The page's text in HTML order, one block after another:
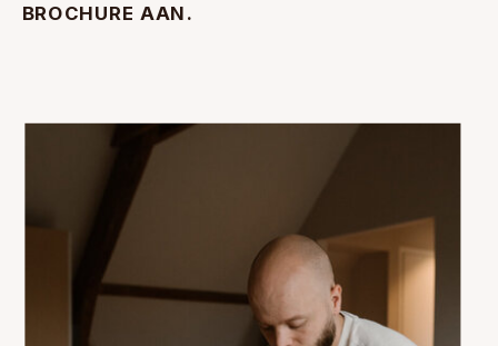
BROCHURE AAN.